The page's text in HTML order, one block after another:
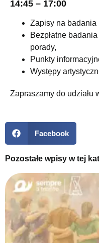
14:45 – 17:00
Zapisy na badania
Bezpłatne
porady,
Punkty
Występy
Zapraszamy do udziału
Facebook
Pozostałe wpisy w tej